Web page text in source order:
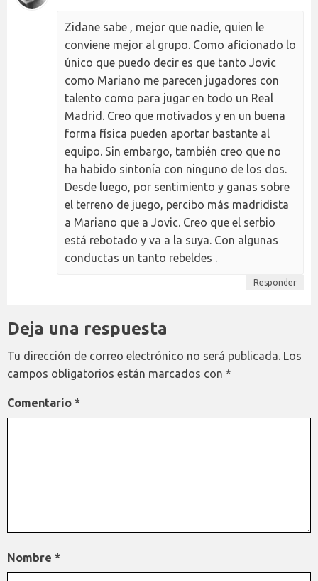
Zidane sabe , mejor que nadie, quien le
conviene mejor al grupo. Como aficionado lo
único que puedo decir es que tanto Jovic
como Mariano me parecen jugadores con
talento como para jugar en todo un Real
Madrid. Creo que motivados y en un buena
forma física pueden aportar bastante al
equipo. Sin embargo, también creo que no
ha habido sintonía con ninguno de los dos.
Desde luego, por sentimiento y ganas sobre
el terreno de juego, percibo más madridista
a Mariano que a Jovic. Creo que el serbio
está rebotado y va a la suya. Con algunas
conductas un tanto rebeldes .
Responder
Deja una respuesta
Tu dirección de correo electrónico no será publicada. Los
campos obligatorios están marcados con *
Comentario *
Nombre *